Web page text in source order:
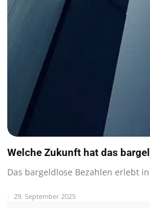
Welche Zukunft hat das
Das bargeldlose Bezahlen erlebt
29. September 2025